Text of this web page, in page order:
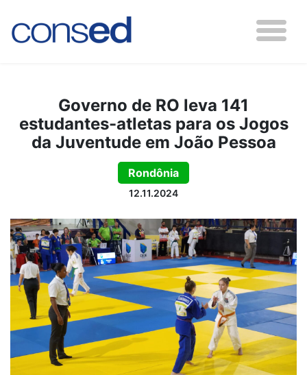
Governo de RO leva 141
estudantes-atletas para os Jogos
da Juventude em João Pessoa
Rondônia
12.11.2024